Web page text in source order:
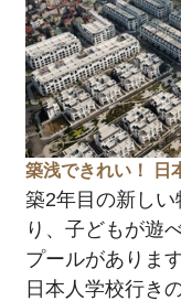
築浅できれい！ 日
築2年目の新し
り、子どもが遊
プールがありま
日本人学校行き